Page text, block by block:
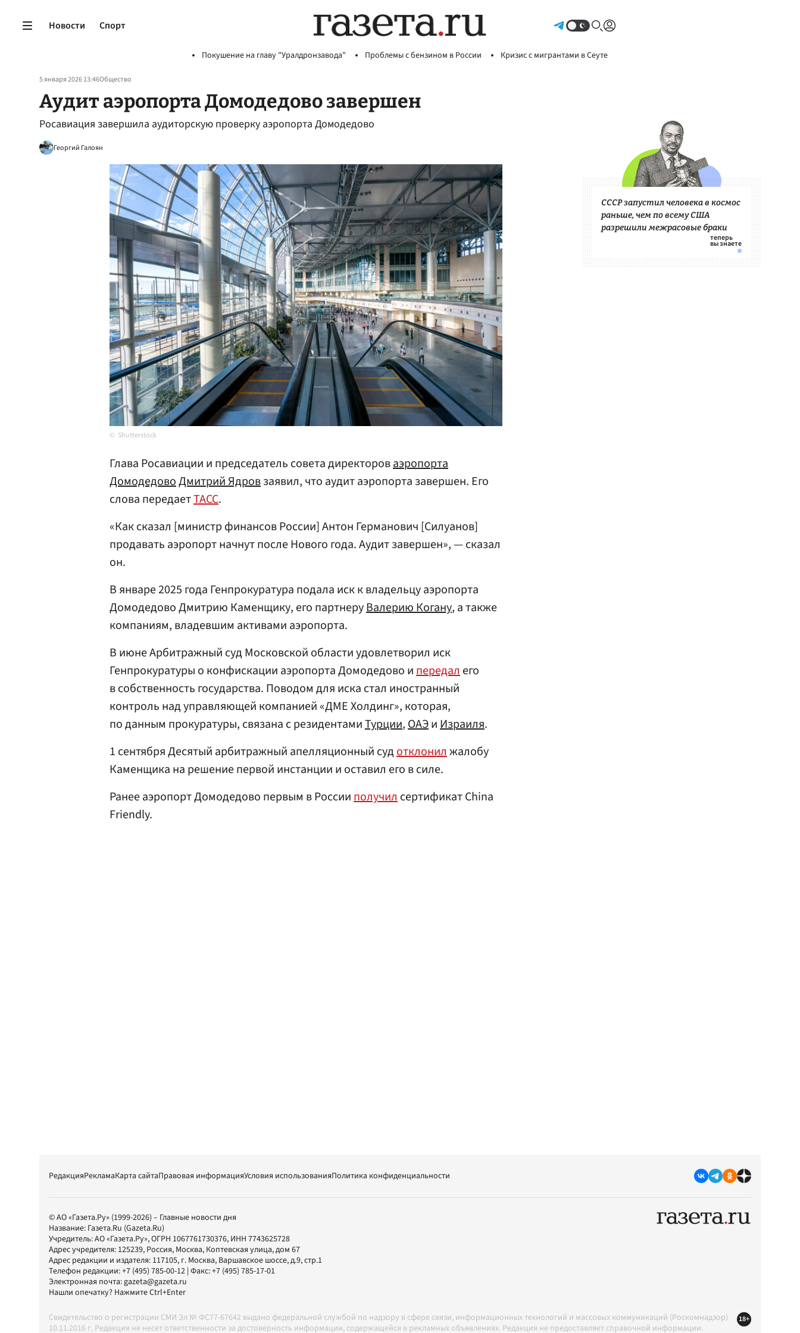
Новости Спорт
Покушение на главу "Уралдронзавода" Проблемы с бензином в России Кризис с мигрантами в Сеуте
5 января 2026 13:46Общество
Аудит аэропорта Домодедово завершен
Росавиация завершила аудиторскую проверку аэропорта Домодедово
Георгий Галоян
Shutterstock
Глава Росавиации и председатель совета директороваэропорта
ДомодедовоДмитрий Ядровзаявил, что аудит аэропорта завершен. Его
слова передаетТАСС.
«Как сказал [министр финансов России] Антон Германович [Силуанов]
продавать аэропорт начнут после Нового года. Аудит завершен», — сказал
он.
В январе 2025 года Генпрокуратура подала иск к владельцу аэропорта
Домодедово Дмитрию Каменщику, его партнеруВалерию Когану, а также
компаниям, владевшим активами аэропорта.
В июне Арбитражный суд Московской области удовлетворил иск
Генпрокуратуры о конфискации аэропорта Домодедово ипередалего
в собственность государства. Поводом для иска стал иностранный
контроль над управляющей компанией «ДМЕ Холдинг», которая,
по данным прокуратуры, связана с резидентамиТурции,ОАЭиИзраиля.
1 сентября Десятый арбитражный апелляционный судотклонилжалобу
Каменщика на решение первой инстанции и оставил его в силе.
Ранее аэропорт Домодедово первым в Россииполучилсертификат China
Friendly.
СССР запустил человека в космос
раньше, чем по всему США
разрешили межрасовые браки
РедакцияРекламаКарта сайтаПравовая информацияУсловия использованияПолитика конфиденциальности
© АО «Газета.Ру» (1999-2026) – Главные новости дня
Название: Газета.Ru (Gazeta.Ru)
Учредитель:АО «Газета.Ру», ОГРН 1067761730376, ИНН 7743625728
Адрес учредителя: 125239, Россия, Москва, Коптевская улица, дом 67
Адрес редакции и издателя: 117105, г. Москва, Варшавское шоссе, д.9, стр.1
Телефон редакции:+7 (495) 785-00-12 | Факс:+7 (495) 785-17-01
Электронная почта:gazeta@gazeta.ru
Нашли опечатку? Нажмите Ctrl+Enter
Свидетельство о регистрации СМИ Эл № ФС77-67642 выдано федеральной службой по надзору в сфере связи, информационных технологий и массовых коммуникаций (Роскомнадзор)
10.11.2016 г. Редакция не несет ответственности за достоверность информации, содержащейся в рекламных объявлениях. Редакция не предоставляет справочной информации.
18+